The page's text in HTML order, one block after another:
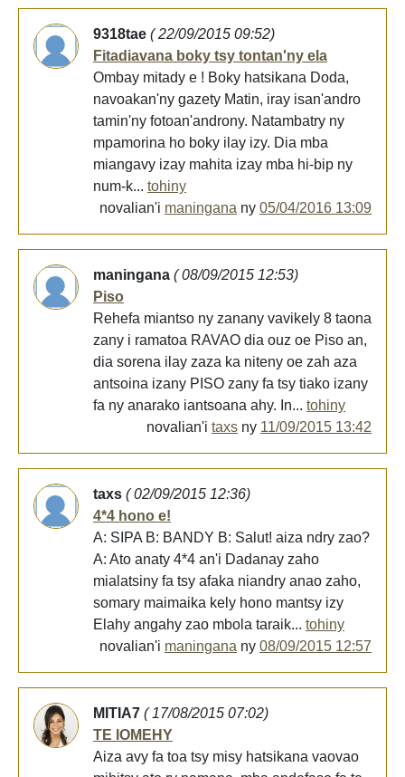
9318tae ( 22/09/2015 09:52)
Fitadiavana boky tsy tontan'ny ela
Ombay mitady e ! Boky hatsikana Doda,
navoakan'ny gazety Matin, iray isan'andro
tamin'ny fotoan'androny. Natambatry ny
mpamorina ho boky ilay izy. Dia mba
miangavy izay mahita izay mba hi-bip ny
num-k... tohiny
novalian'i maningana ny 05/04/2016 13:09
maningana ( 08/09/2015 12:53)
Piso
Rehefa miantso ny zanany vavikely 8 taona
zany i ramatoa RAVAO dia ouz oe Piso an,
dia sorena ilay zaza ka niteny oe zah aza
antsoina izany PISO zany fa tsy tiako izany
fa ny anarako iantsoana ahy. In... tohiny
novalian'i taxs ny 11/09/2015 13:42
taxs ( 02/09/2015 12:36)
4*4 hono e!
A: SIPA B: BANDY B: Salut! aiza ndry zao?
A: Ato anaty 4*4 an'i Dadanay zaho
mialatsiny fa tsy afaka niandry anao zaho,
somary maimaika kely hono mantsy izy
Elahy angahy zao mbola taraik... tohiny
novalian'i maningana ny 08/09/2015 12:57
MITIA7 ( 17/08/2015 07:02)
TE IOMEHY
Aiza avy fa toa tsy misy hatsikana vaovao